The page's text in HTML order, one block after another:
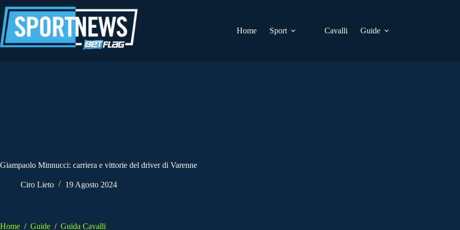
al
contenuto
Home
Sport Cavalli Guide
Giampaolo Minnucci: carriera e vittorie del driver di Varenne
Ciro Lieto 19 Agosto 2024
Home / Guide / Guida Cavalli